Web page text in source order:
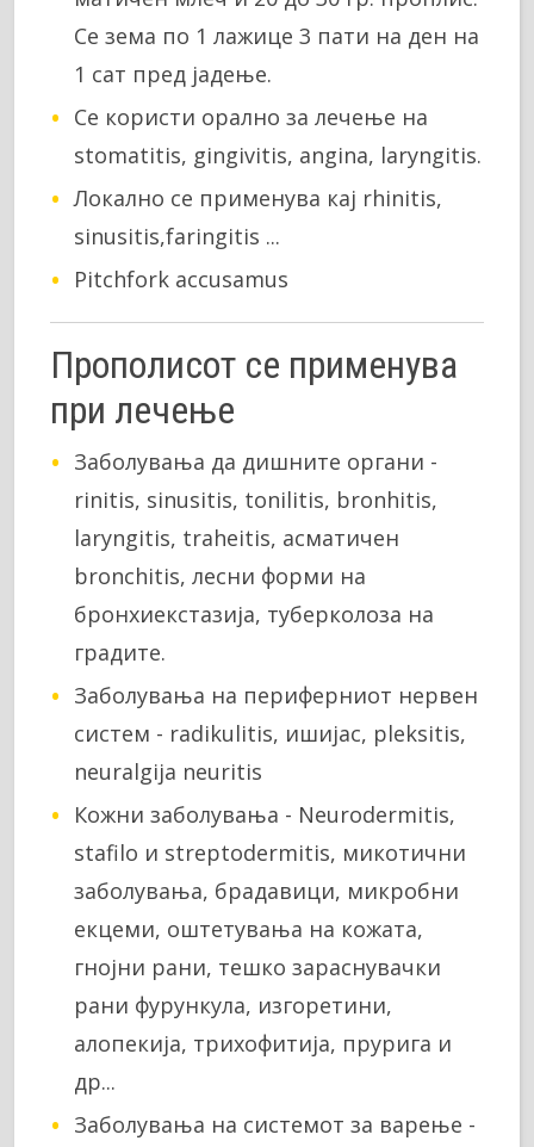
Се зема по 1 лажице 3 пати на ден на
1 сат пред јадење.
Се користи орално за лечење на
stomatitis, gingivitis, angina, laryngitis.
Локално се применува кај rhinitis,
sinusitis,faringitis ...
Pitchfork accusamus
Прополисот се применува
при лечење
Заболувања да дишните органи -
rinitis, sinusitis, tonilitis, bronhitis,
laryngitis, traheitis, асматичен
bronchitis, лесни форми на
бронхиекстазија, туберколоза на
градите.
Заболувања на периферниот нервен
систем - radikulitis, ишијас, pleksitis,
neuralgija neuritis
Кожни заболувања - Neurodermitis,
stafilo и streptodermitis, микотични
заболувања, брадавици, микробни
екцеми, оштетувања на кожата,
гнојни рани, тешко зараснувачки
рани фурункула, изгоретини,
алопекија, трихофитија, прурига и
др...
Заболувања на системот за варење -